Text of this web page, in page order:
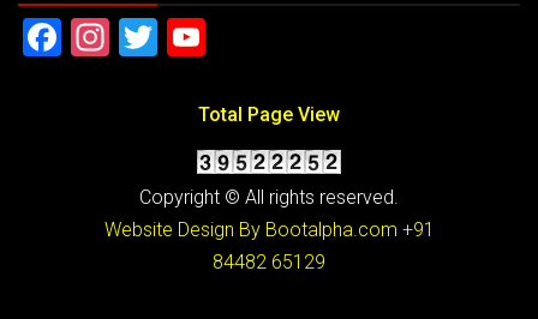
Facebook
Instagram
Twitter
Total Page View
Copyright © All rights reserved.
Website Design By Bootalpha.com +91
84482 65129